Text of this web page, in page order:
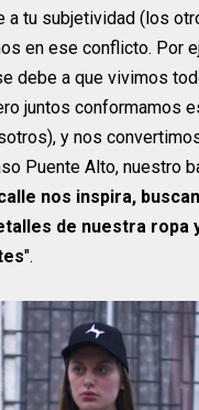
a tu subjetividad (los
en ese conflicto. Por
debe a que vivimos
juntos conformamos
y nos
Puente Alto, nuestro
nos inspira,
de nuestra ropa
".